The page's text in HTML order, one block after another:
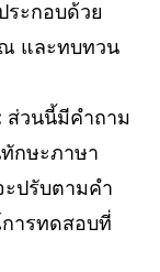
ะกอบด้วย
และทบทวน
ส่วนนี้มีคำถาม
กษะภาษา
ปรับตามคำ
ารทดสอบที่